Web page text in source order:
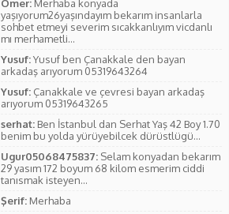
Ömer: Merhaba konyada
yaşıyorum26yaşındayım bekarım insanlarla
sohbet etmeyi severim sıcakkanlıyım vicdanlı
mı merhametli...
Yusuf:Yusuf ben Çanakkale den bayan
arkadaş arıyorum 05319643264
Yusuf: Çanakkale ve çevresi bayan arkadaş
arıyorum 05319643265
serhat: Ben İstanbul dan Serhat Yaş 42 Boy 1.70
benim bu yolda yürüyebilcek dürüstlügü...
Ugur05068475837: Selam konyadan bekarım
29 yasım 172 boyum 68 kilom esmerim ciddi
tanısmak isteyen...
Şerif: Merhaba